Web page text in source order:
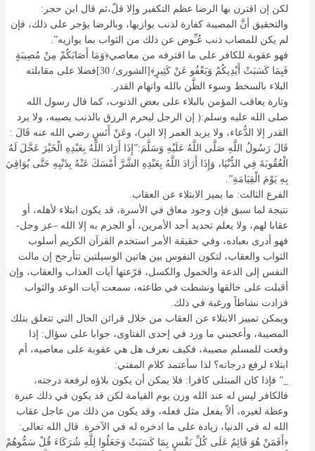
لكن إن اقترن بها الرضا عظم التكفير وإلا قلّ،ثم قال ابن حجر:
والتحقيق أنَّ المصيبة كفارة لذنب يوازيها، وبالرضا يؤجر على ذلك، فإن
لم يكن للمصاب ذنب عُـِّوض عن ذلك من الثواب بما يوازيه”.
فهو عقوبة للكافر على ما اقترفه من معاصي﴿وَمَا أَصَابَكُمْ مِنْ مُصِيبَةٍ
فَبِمَا كَسَبَتْ أَيْدِيكُمْ وَيَعْفُو عَنْ كَثِيرٍ﴾[الشورى/ 30]فضلا على مقابلته
البلاء بالسخط وسوء الظَّن بالله واتهام القدر.
وتارة يعاقب المؤمن بالبلاء على بعض الذنوب، كما قال رسول الله
صلى الله عليه وسلم:( إن الرجل ليحرم الرزق بالذنب يصيبه، ولا يرد
القدر إلا الدُّعاء، ولا يزيد العمر إلا البر)، وعَنْ أَنَسٍ رضي الله عنه قَالَ :
قَالَ رَسُولُ اللَّهِ صَلَّى اللَّهُ عَلَيْهِ وَسَلَّمَ:”إِذَا أَرَادَ اللَّهُ بِعَبْدِهِ الْخَيْرَ عَجَّلَ لَهُ
الْعُقُوبَةَ فِي الدُّنْيَا، وَإِذَا أَرَادَ اللَّهُ بِعَبْدِهِ الشَّرَّ أَمْسَكَ عَنْهُ بِذَنْبِهِ حَتَّى يُوَافِيَ
بِهِ يَوْمَ الْقِيَامَةِ”.
الفرع الثالث: ما يميز الابتلاء عن العقاب.
نتيجة لما سبق فإن وجود معاق في الأسرة، قد يكون ابتلاء لأهله، أو
عقابا لهم، ولا يعلم تحديد أحد الأمرين، أو الجزم به إلا الله –عز وجل-
فهو أدرى بعباده، وفي حقيقة الأمر استخدم القرآن الكريم أسلوب
الثواب والعقاب، لتكون النفوس بين هاتين الوسيلتين تتأرجح إن مالت
النفس إلى الدعة والخمول والكسل، قرّعتها آيات العذاب والعقاب، وإن
أقبلت على خالقها ونشطت في طاعته، سمعت آيات الوعد والثواب
فزادت نشاطاً ورغبة في ذلك.
ويمكن تمييز الابتلاء عن العقاب من خلال قرائن الحال التي تتعلق بتلك
المصيبة، وأعجبني ما ورد في إحدى الفتاوى، جوابا على سؤال: إذا
وقعت للمسلم مصيبة، فكيف نعرف هل هي عقوبة على معاصيه، أم
ابتلاء لرفع درجاته؟ لذا سأعتمد كلام المفتي:
_” فإذا كان المبتلى كافرا: فلا يمكن أن يكون بلاؤه لرفعة درجته،
فالكافر ليس له عند الله وزن يوم القيامة لكن قد يكون في ذلك عبرة
وعظة لغيره، ألاّ يفعل مثل فعله، وقد يكون من ذلك من عاجل عقاب
الله له في الدنيا، زيادة على ما ادخره له في الآخرة. قال الله تعالى:
﴿أَفَمَنْ هُوَ قَائِمٌ عَلَى كُلِّ نَفْسٍ بِمَا كَسَبَتْ وَجَعَلُوا لِلَّهِ شُرَكَاءَ قُلْ سَمُّوهُمْ